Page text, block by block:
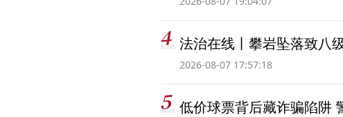
法治在线丨攀岩坠落致八
2026-08-07 17:57:18
低价球票背后藏诈骗陷阱